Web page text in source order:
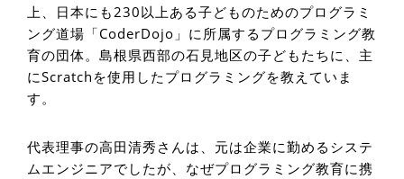
上、日本にも230以上ある子どものためのプログラミ
ング道場「CoderDojo」に所属するプログラミング教
育の団体。島根県西部の石見地区の子どもたちに、主
にScratchを使用したプログラミングを教えていま
す。
代表理事の高田清秀さんは、元は企業に勤めるシステ
ムエンジニアでしたが、なぜプログラミング教育に携